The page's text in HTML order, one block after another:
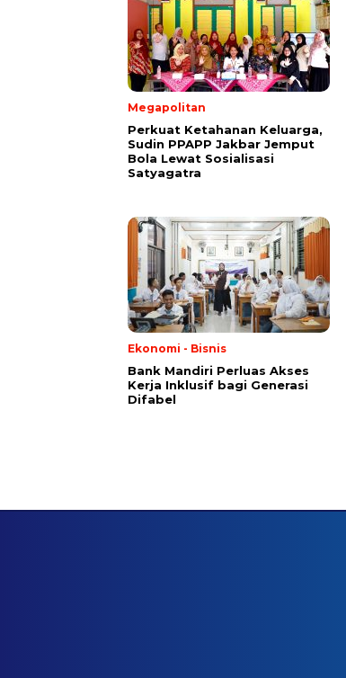
Megapolitan
Perkuat Ketahanan Keluarga,
Sudin PPAPP Jakbar Jemput
Bola Lewat Sosialisasi
Satyagatra
Ekonomi - Bisnis
Bank Mandiri Perluas Akses
Kerja Inklusif bagi Generasi
Difabel